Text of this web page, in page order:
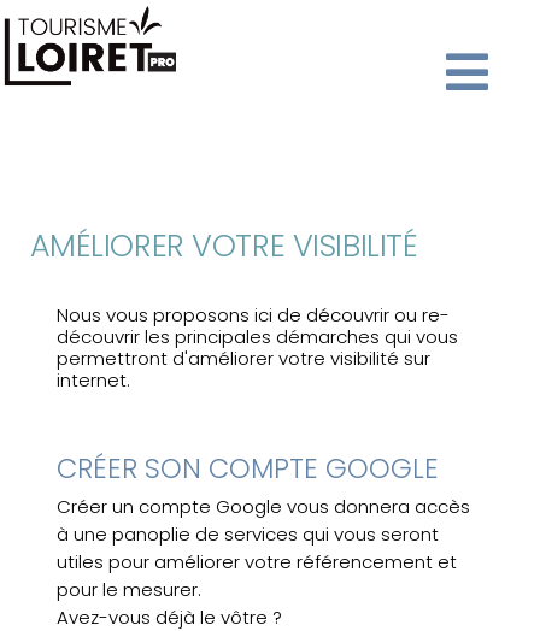
AMÉLIORER VOTRE VISIBILITÉ
Nous vous proposons ici de découvrir ou re-
découvrir les principales démarches qui vous
permettront d'améliorer votre visibilité sur
internet.
CRÉER SON COMPTE GOOGLE
Créer un compte Google vous donnera accès
à une panoplie de services qui vous seront
utiles pour améliorer votre référencement et
pour le mesurer.
Avez-vous déjà le vôtre ?